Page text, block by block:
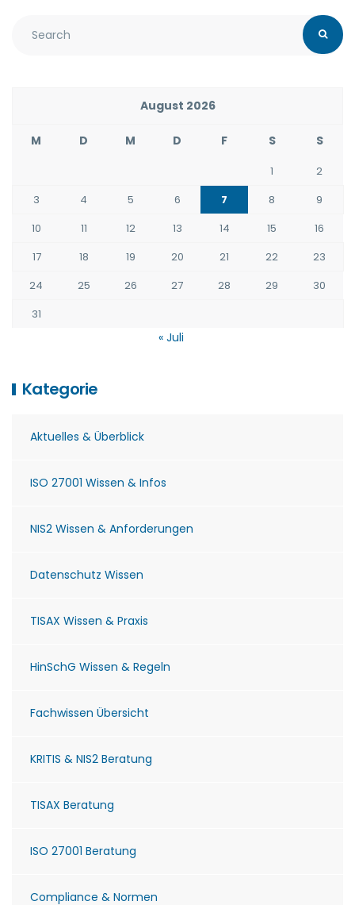
August 2026
M D M D F S S
1
2
3
4 5 6 7 8
9
10
11 12 13 14 15
16
17
18 19 20 21 22
23
24
25 26 27 28 29
30
31
« Juli
Kategorie
Aktuelles & Überblick
ISO 27001 Wissen & Infos
NIS2 Wissen & Anforderungen
Datenschutz Wissen
TISAX Wissen & Praxis
HinSchG Wissen & Regeln
Fachwissen Übersicht
KRITIS & NIS2 Beratung
TISAX Beratung
ISO 27001 Beratung
Compliance & Normen